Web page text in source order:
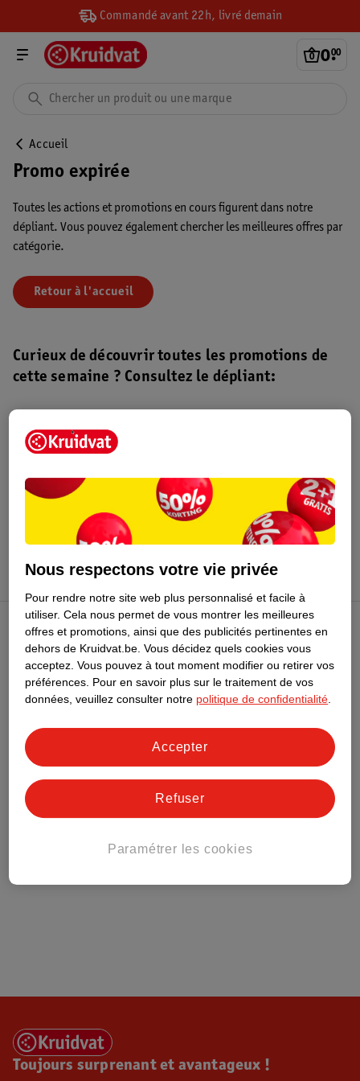
Commandé avant 22h, livré demain
0.
00
Accueil
Promo expirée
Toutes les actions et promotions en cours figurent dans notre
dépliant. Vous pouvez également chercher les meilleures offres par
catégorie.
Retour à l'accueil
Curieux de découvrir toutes les promotions de
cette semaine ? Consultez le dépliant:
Dépliant Kruidvat
Profitez-en
Club Kruidvat
Service Clientèle
Tout sur Kruidvat
Toujours surprenant et avantageux !
Nous respectons votre vie privée
Pour rendre notre site web plus personnalisé et facile à
utiliser. Cela nous permet de vous montrer les meilleures
offres et promotions, ainsi que des publicités pertinentes en
dehors de Kruidvat.be. Vous décidez quels cookies vous
acceptez. Vous pouvez à tout moment modifier ou retirer vos
préférences. Pour en savoir plus sur le traitement de vos
données, veuillez consulter notre politique de confidentialité.
Paramétrer les cookies
Refuser
Accepter